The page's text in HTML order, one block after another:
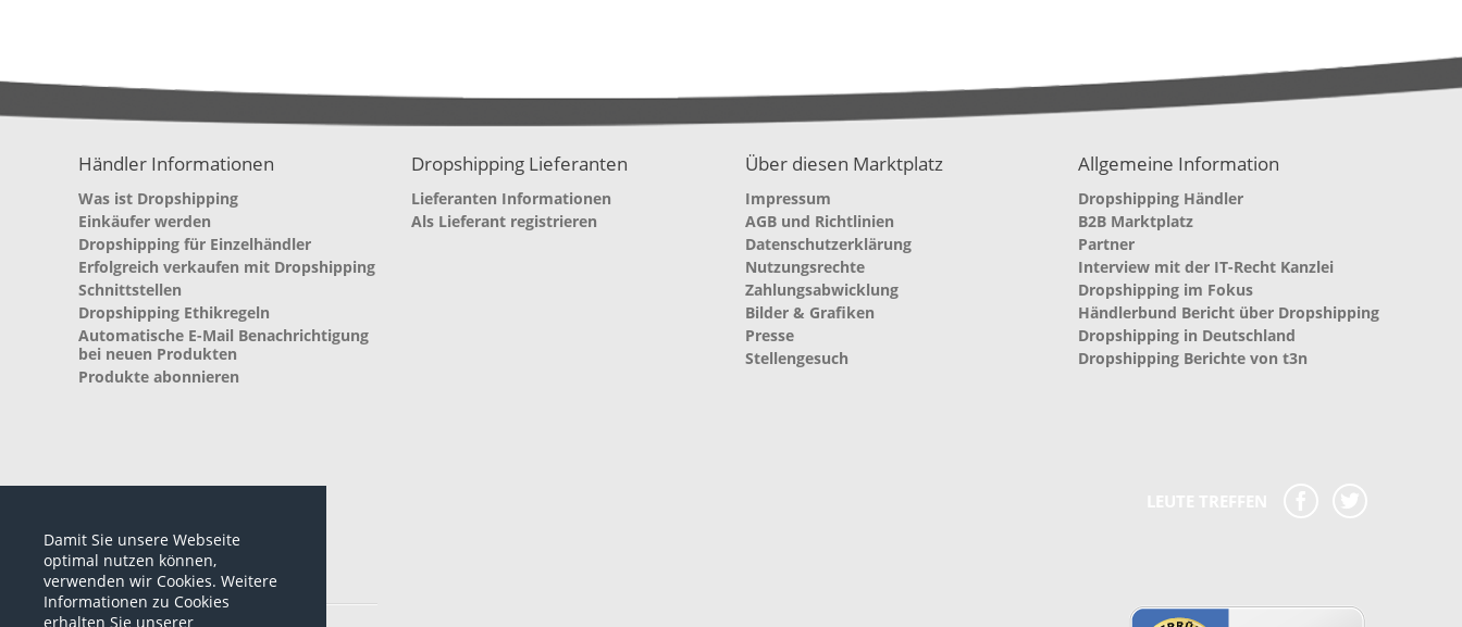
Händler Informationen
Was ist Dropshipping
Einkäufer werden
Dropshipping für Einzelhändler
Erfolgreich verkaufen mit Dropshipping
Schnittstellen
Dropshipping Ethikregeln
Automatische E-Mail Benachrichtigung
bei neuen Produkten
Produkte abonnieren
Dropshipping Lieferanten
Lieferanten Informationen
Als Lieferant registrieren
Über diesen Marktplatz
Impressum
AGB und Richtlinien
Datenschutzerklärung
Nutzungsrechte
Zahlungsabwicklung
Bilder & Grafiken
Presse
Stellengesuch
Allgemeine Information
Dropshipping Händler
B2B Marktplatz
Partner
Interview mit der IT-Recht Kanzlei
Dropshipping im Fokus
Händlerbund Bericht über Dropshipping
Dropshipping in Deutschland
Dropshipping Berichte von t3n
*alle Preise sind netto Preise
Damit Sie unsere Webseite
optimal nutzen können,
verwenden wir Cookies. Weitere
Informationen zu Cookies
erhalten Sie unserer